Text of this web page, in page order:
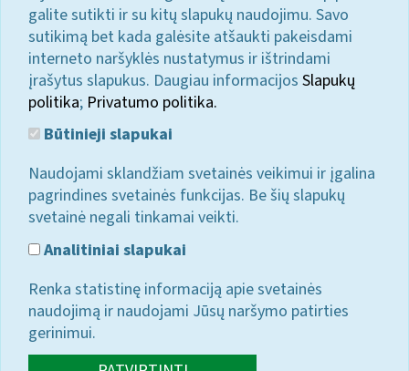
galite sutikti ir su kitų slapukų naudojimu. Savo
sutikimą bet kada galėsite atšaukti pakeisdami
interneto naršyklės nustatymus ir ištrindami
įrašytus slapukus. Daugiau informacijos Slapukų
politika; Privatumo politika.
Būtinieji slapukai
Naudojami sklandžiam svetainės veikimui ir įgalina
pagrindines svetainės funkcijas. Be šių slapukų
svetainė negali tinkamai veikti.
Analitiniai slapukai
Renka statistinę informaciją apie svetainės
naudojimą ir naudojami Jūsų naršymo patirties
gerinimui.